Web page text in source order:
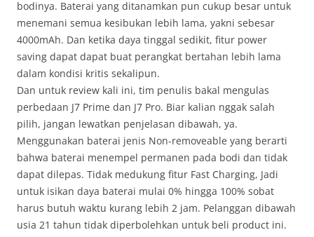
bodinya. Baterai yang ditanamkan pun cukup besar untuk
menemani semua kesibukan lebih lama, yakni sebesar
4000mAh. Dan ketika daya tinggal sedikit, fitur power
saving dapat dapat buat perangkat bertahan lebih lama
dalam kondisi kritis sekalipun.
Dan untuk review kali ini, tim penulis bakal mengulas
perbedaan J7 Prime dan J7 Pro. Biar kalian nggak salah
pilih, jangan lewatkan penjelasan dibawah, ya.
Menggunakan baterai jenis Non-removeable yang berarti
bahwa baterai menempel permanen pada bodi dan tidak
dapat dilepas. Tidak medukung fitur Fast Charging, Jadi
untuk isikan daya baterai mulai 0% hingga 100% sobat
harus butuh waktu kurang lebih 2 jam. Pelanggan dibawah
usia 21 tahun tidak diperbolehkan untuk beli product ini.